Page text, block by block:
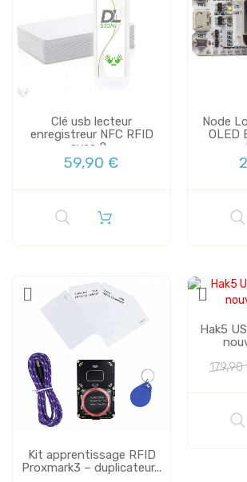
Clé usb lecteur
enregistreur NFC RFID
avec 2...
59,90 €
Node
OLED
Kit apprentissage RFID
Proxmark3 – duplicateur...
Hak5